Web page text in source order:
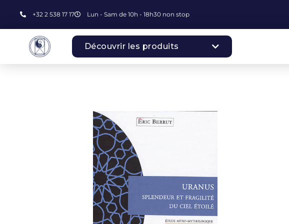
+32 2 538 17 17 Lun - Sam de 10h - 18h30 non stop
Découvrir les produits